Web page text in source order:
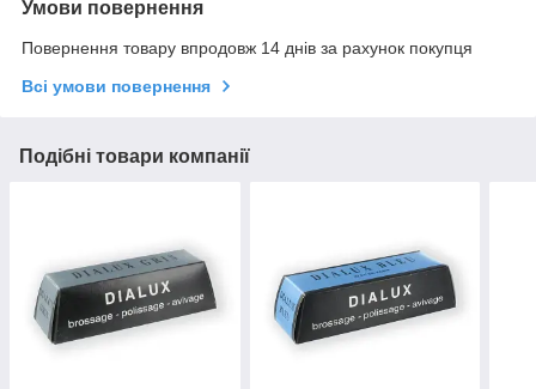
Умови повернення
Повернення товару впродовж 14 днів за рахунок покупця
Всі умови повернення
Подібні товари компанії